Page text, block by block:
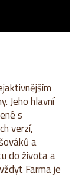
Jeho hlavní
s
verzí,
a
do života a
Farma je